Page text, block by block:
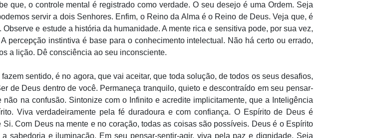
que, o controle mental é registrado como verdade. O seu desejo é uma Ordem. Seja
servir a dois Senhores. Enfim, o Reino da Alma é o Reino de Deus. Veja que, é
e estude a história da humanidade. A mente rica e sensitiva pode, por sua vez,
percepção instintiva é base para o conhecimento intelectual. Não há certo ou errado,
a lição. Dê consciência ao seu inconsciente.
sentido, é no agora, que vai aceitar, que toda solução, de todos os seus desafios,
de Deus dentro de você. Permaneça tranquilo, quieto e descontraído em seu pensar-
na confusão. Sintonize com o Infinito e acredite implicitamente, que a Inteligência
Viva verdadeiramente pela fé duradoura e com confiança. O Espírito de Deus é
Com Deus na mente e no coração, todas as coisas são possíveis. Deus é o Espírito
e iluminação. Em seu pensar-sentir-agir, viva pela paz e dignidade. Seja